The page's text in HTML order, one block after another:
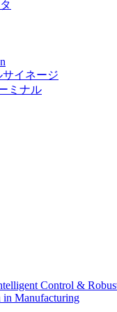
イネージ
ミナル
Control &
in Manufacturing